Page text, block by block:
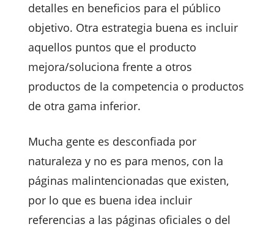
detalles en beneficios para el público
objetivo. Otra estrategia buena es incluir
aquellos puntos que el producto
mejora/soluciona frente a otros
productos de la competencia o productos
de otra gama inferior.
Mucha gente es desconfiada por
naturaleza y no es para menos, con la
páginas malintencionadas que existen,
por lo que es buena idea incluir
referencias a las páginas oficiales o del